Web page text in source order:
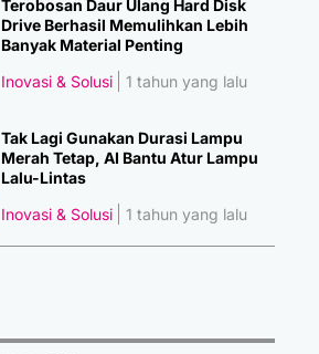
Terobosan Daur Ulang Hard Disk
Drive Berhasil Memulihkan Lebih
Banyak Material Penting
Inovasi & Solusi
1 tahun yang lalu
Tak Lagi Gunakan Durasi Lampu
Merah Tetap, AI Bantu Atur Lampu
Lalu-Lintas
Inovasi & Solusi
1 tahun yang lalu